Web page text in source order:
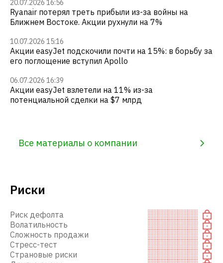
20.07.2026 16:56
Ryanair потерял треть прибыли из-за войны на
Ближнем Востоке. Акции рухнули на 7%
10.07.2026 15:16
Акции easyJet подскочили почти на 15%: в борьбу за
его поглощение вступил Apollo
06.07.2026 16:39
Акции easyJet взлетели на 11% из-за
потенциальной сделки на $7 млрд
Все материалы о компании
Риски
Риск дефолта
Волатильность
Сложность продажи
Стресс-тест
Страновые риски